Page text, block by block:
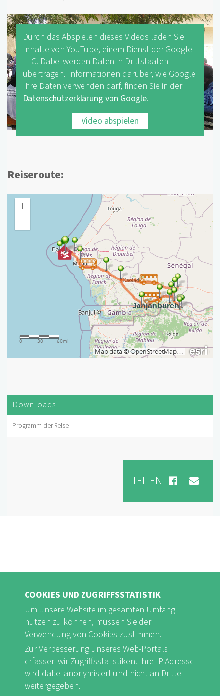
Durch das Abspielen dieses Videos laden Sie
Inhalte von YouTube, einem Dienst der Google
LLC. Dabei werden Daten in Drittstaaten
übertragen. Informationen darüber, wie Google
Ihre Daten verwenden darf, finden Sie in der
Datenschutzerklärung von Google.
Video abspielen
Reiseroute:
Downloads
Programm der Reise
TEILEN
FB Youtube Instagram
COOKIES UND ZUGRIFFSSTATISTIK
Um unsere Website im gesamten Umfang
nutzen zu können, müssen Sie der
Verwendung von Cookies zustimmen.
Zur Verbesserung unseres Web-Portals
erfassen wir Zugriffsstatistiken. Ihre IP Adresse
wird dabei anonymisiert und nicht an Dritte
weitergegeben.